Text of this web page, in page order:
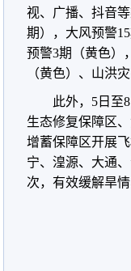
视、广播、抖音
期），大风预警
预警3期（黄色）
（黄色）、山洪
此外，5日至
生态修复保障区
增蓄保障区开展
宁、湟源、大通
次，有效缓解旱